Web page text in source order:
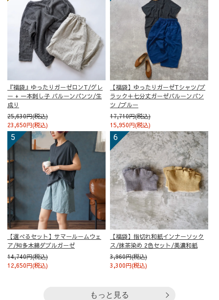
『福袋』ゆったりガーゼロンT/グレ
ー + 一本刺し子 バルーンパンツ/生
成り
25,630円(税込)
23,650円(税込)
【福袋】ゆったりガーゼTシャツ/ブ
ラック＋七分丈ガーゼバルーンパン
ツ /ブルー
17,710円(税込)
15,950円(税込)
【選べるセット】サマールームウェ
ア/知多木綿ダブルガーゼ
14,740円(税込)
12,650円(税込)
【福袋】指切れ和紙インナーソック
ス/抹茶染め 2色セット/美濃和紙
3,960円(税込)
3,300円(税込)
もっと見る